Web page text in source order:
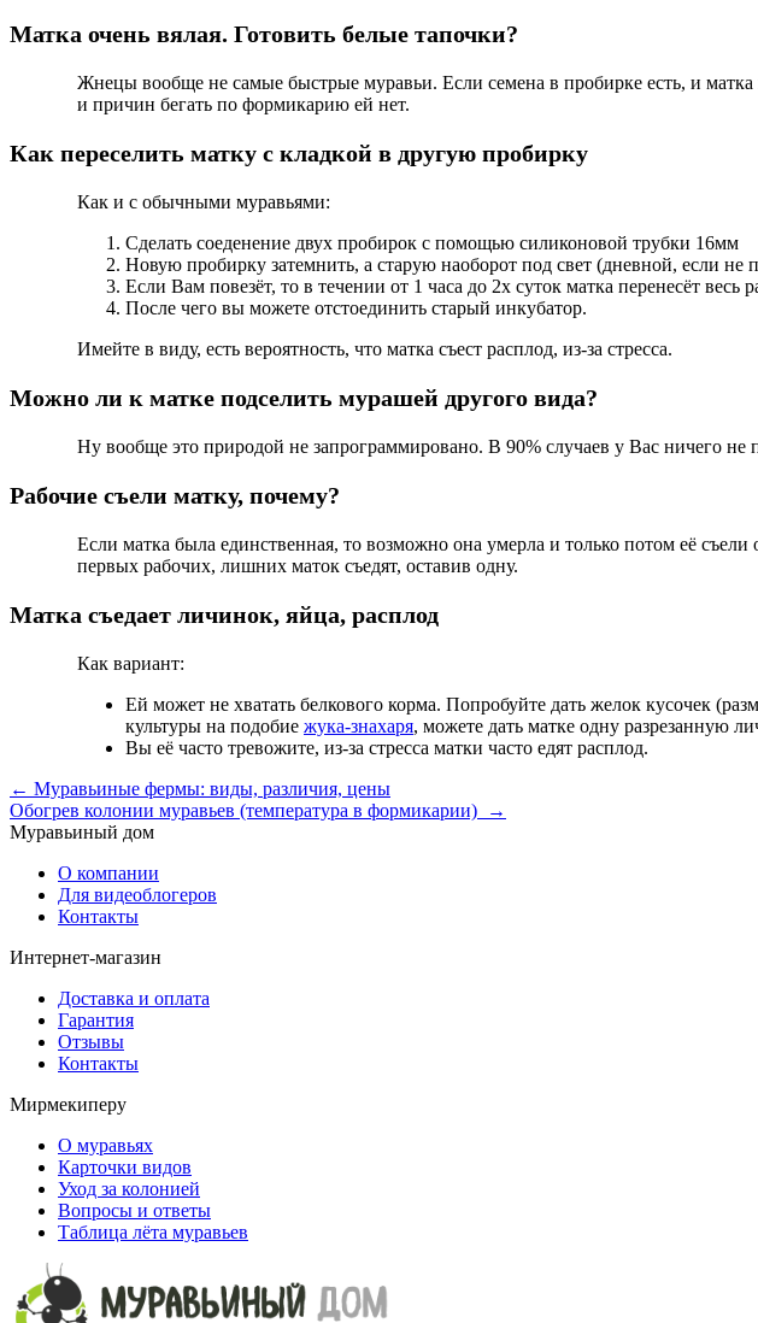
Матка очень вялая. Готовить белые тапочки?
Жнецы вообще не самые быстрые муравьи. Если семена в пробирке есть, и матка
и причин бегать по формикарию ей нет.
Как переселить матку с кладкой в другую пробирку
Как и с обычными муравьями:
Сделать соеденение двух пробирок с помощью силиконовой трубки 16мм
Новую пробирку затемнить, а старую наоборот под свет (дневной, если не
Если Вам повезёт, то в течении от 1 часа до 2х суток матка перенесёт
После чего вы можете отстоединить старый инкубатор.
Имейте в виду, есть вероятность, что матка съест расплод, из-за стресса.
Можно ли к матке подселить мурашей другого вида?
Ну вообще это природой не запрограммировано. В 90% случаев у Вас ничего не
Рабочие съели матку, почему?
Если матка была единственная, то возможно она умерла и только потом её съели
первых рабочих, лишних маток съедят, оставив одну.
Матка съедает личинок, яйца, расплод
Как вариант:
Ей может не хватать белкового корма. Попробуйте дать желок кусочек
культуры на подобие жука-знахаря, можете дать матке одну разрезанную
Вы её часто тревожите, из-за стресса матки часто едят расплод.
← Муравьиные фермы: виды, различия, цены
Обогрев колонии муравьев (температура в формикарии)
→
Муравьиный дом
О компании
Для видеоблогеров
Контакты
Интернет-магазин
Доставка и оплата
Гарантия
Отзывы
Контакты
Мирмекиперу
О муравьях
Карточки видов
Уход за колонией
Вопросы и ответы
Таблица лёта муравьев